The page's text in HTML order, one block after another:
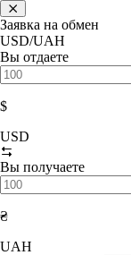
Заявка на обмен
USD/UAH
Вы отдаете
$
USD
Вы получаете
₴
UAH